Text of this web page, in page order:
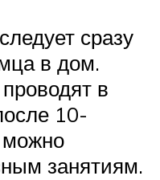
сразу
в дом.
в
10-
можно
занятиям.